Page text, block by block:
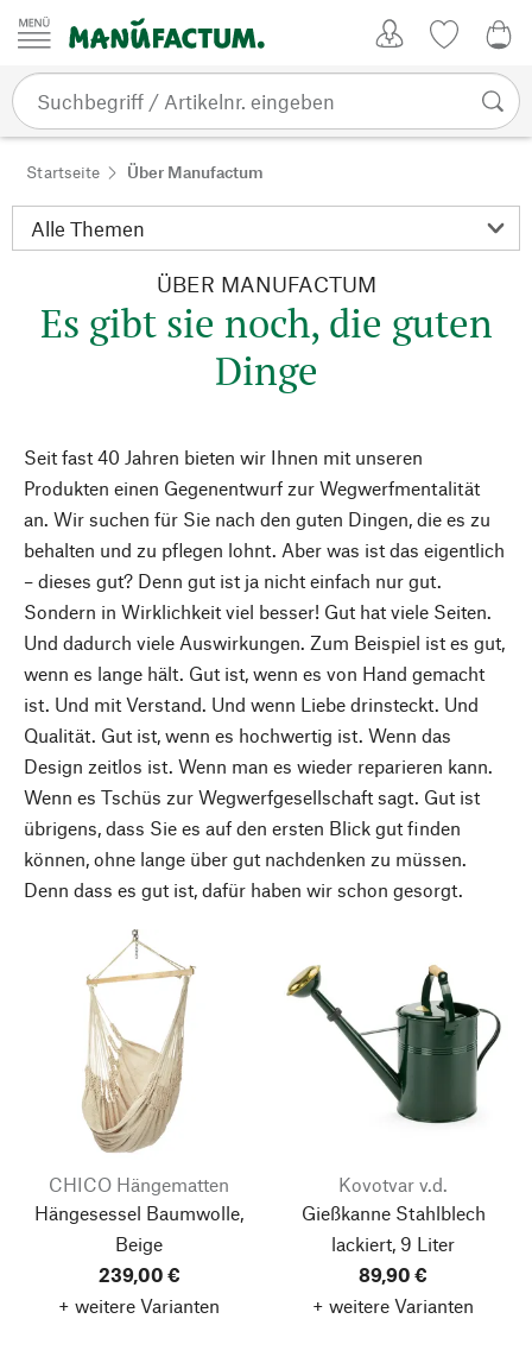
Zum Inhalt springen
Startseite Über Manufactum
ÜBER MANUFACTUM
Es gibt sie noch, die guten
Dinge
Seit fast 40 Jahren bieten wir Ihnen mit unseren
Produkten einen Gegenentwurf zur Wegwerfmentalität
an. Wir suchen für Sie nach den guten Dingen, die es zu
behalten und zu pflegen lohnt. Aber was ist das eigentlich
– dieses gut? Denn gut ist ja nicht einfach nur gut.
Sondern in Wirklichkeit viel besser! Gut hat viele Seiten.
Und dadurch viele Auswirkungen. Zum Beispiel ist es gut,
wenn es lange hält. Gut ist, wenn es von Hand gemacht
ist. Und mit Verstand. Und wenn Liebe drinsteckt. Und
Qualität. Gut ist, wenn es hochwertig ist. Wenn das
Design zeitlos ist. Wenn man es wieder reparieren kann.
Wenn es Tschüs zur Wegwerfgesellschaft sagt. Gut ist
übrigens, dass Sie es auf den ersten Blick gut finden
können, ohne lange über gut nachdenken zu müssen.
Denn dass es gut ist, dafür haben wir schon gesorgt.
CHICO Hängematten
Hängesessel Baumwolle,
Beige
239,00 €
+ weitere Varianten
Kovotvar v.d.
Gießkanne Stahlblech
lackiert, 9 Liter
89,90 €
+ weitere Varianten